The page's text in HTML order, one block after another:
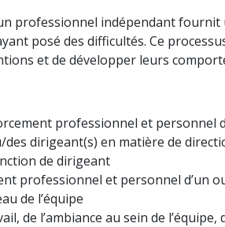
professionnel indépendant
posé des difficultés. Ce
et de développer leurs
professionnel et personnel
dirigeant(s) en matière de
de dirigeant
professionnel et personnel d’un
de l’équipe
de l’ambiance au sein de